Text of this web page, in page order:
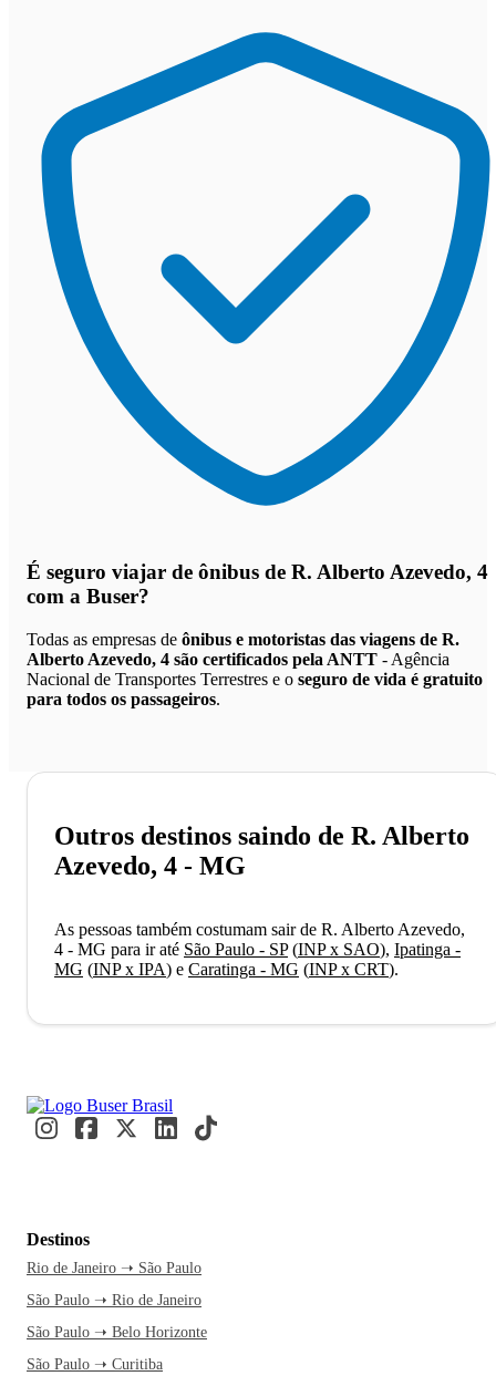
É seguro viajar de ônibus de R. Alberto Azevedo, 4
com a Buser?
Todas as empresas de ônibus e motoristas das viagens de R.
Alberto Azevedo, 4 são certificados pela ANTT - Agência
Nacional de Transportes Terrestres e o seguro de vida é gratuito
para todos os passageiros.
Outros destinos saindo de R. Alberto
Azevedo, 4 - MG
As pessoas também costumam sair de R. Alberto Azevedo,
4 - MG para ir até São Paulo - SP(INP x SAO), Ipatinga -
MG (INP x IPA) e Caratinga - MG (INP x CRT).
Destinos
Rio de Janeiro ➝ São Paulo
São Paulo ➝ Rio de Janeiro
São Paulo ➝ Belo Horizonte
São Paulo ➝ Curitiba